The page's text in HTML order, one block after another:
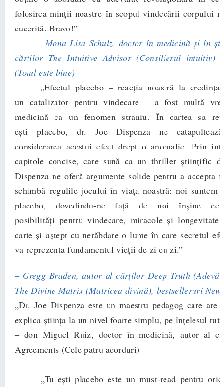
folosirea minţii noastre în scopul vindecării corpului
cucerită. Bravo!”
‒ Mona Lisa Schulz, doctor în medicină şi în
cărţilor The Intuitive Advisor (Consilierul intuitiv)
(Totul este bine)
„Efectul placebo – reacţia noastră la
un catalizator pentru vindecare – a fost multă
medicină ca un fenomen straniu. În cartea sa
eşti placebo, dr. Joe Dispenza ne
considerarea acestui efect drept o anomalie. Prin
capitole concise, care sună ca un thriller ştiinţific
Dispenza ne oferă argumente solide pentru a accepta
schimbă regulile jocului în viaţa noastră: noi
placebo, dovedindu-ne faţă de noi înşine
posibilităţi pentru vindecare, miracole şi
carte şi aştept cu nerăbdare o lume în care secretul
va reprezenta fundamentul vieţii de zi cu zi.”
‒ Gregg Braden, autor al cărţilor Deep Truth
The Divine Matrix (Matricea divină), bestselleruri
„Dr. Joe Dispenza este un maestru pedagog care
explica ştiinţa la un nivel foarte simplu, pe înțelesul
‒ don Miguel Ruiz, doctor în medicină, autor al
Agreements (Cele patru acorduri)
„Tu eşti placebo este un must-read pentru